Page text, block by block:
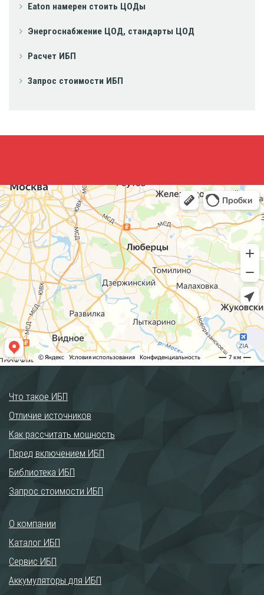
Eaton намерен стоить ЦОДы
Энергоснабжение ЦОД, стандарты ЦОД
Расчет ИБП
Запрос стоимости ИБП
Что такое ИБП
Отличие источников
Как рассчитать мощность
Перед включением ИБП
Библиотека ИБП
Запрос стоимости ИБП
О компании
Каталог ИБП
Сервис ИБП
Аккумуляторы для ИБП